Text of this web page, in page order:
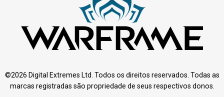
©2026 Digital Extremes Ltd. Todos os direitos reservados. Todas as
marcas registradas são propriedade de seus respectivos donos.